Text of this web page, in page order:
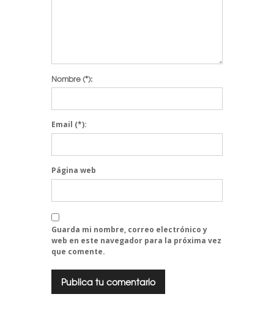
Nombre(*):
Email (*):
Página web
Guarda mi nombre, correo electrónico y
web en este navegador para la próxima vez
que comente.